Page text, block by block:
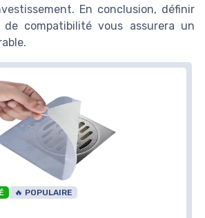
En conclusion, définir
compatibilité vous assurera un
🔥 POPULAIRE